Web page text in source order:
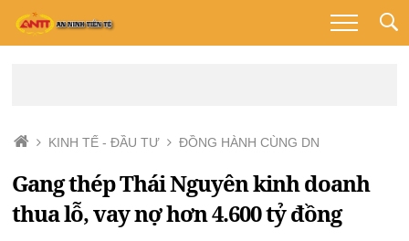
KINH TẾ - ĐẦU TƯ ĐỒNG HÀNH CÙNG DN
Gang thép Thái Nguyên kinh doanh
thua lỗ, vay nợ hơn 4.600 tỷ đồng